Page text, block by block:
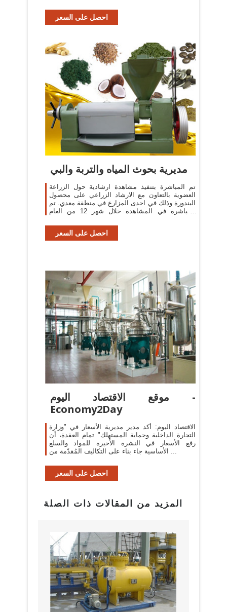
احصل على السعر
مديرية بحوث المياه والتربة والبي
تم المباشرة بتنفيذ مشاهدة ارشادية حول الزراعة
العضوية بالتعاون مع الارشاد الزراعي على محصول
البندورة وذلك في احدى المزارع في منطقة معدي. تم
المباشرة في المشاهدة خلال شهر 12 من العام
احصل على السعر
موقع الاقتصاد اليوم -
Economy2Day
الاقتصاد اليوم: أكد مدير مديرية الأسعار في "وزارة
التجارة الداخلية وحماية المستهلك" تمام العقدة، أن
رفع الأسعار في النشرة الأخيرة للمواد والسلع
الأساسية جاء بناء على التكاليف المُقدّمة من ...
احصل على السعر
المزيد من المقالات ذات الصلة